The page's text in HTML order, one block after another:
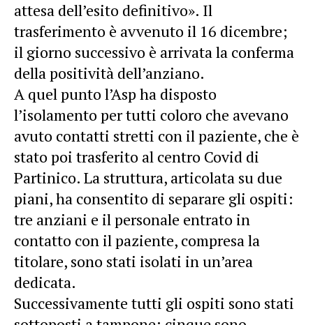
attesa dell’esito definitivo». Il
trasferimento è avvenuto il 16 dicembre;
il giorno successivo è arrivata la conferma
della positività dell’anziano.
A quel punto l’Asp ha disposto
l’isolamento per tutti coloro che avevano
avuto contatti stretti con il paziente, che è
stato poi trasferito al centro Covid di
Partinico. La struttura, articolata su due
piani, ha consentito di separare gli ospiti:
tre anziani e il personale entrato in
contatto con il paziente, compresa la
titolare, sono stati isolati in un’area
dedicata.
Successivamente tutti gli ospiti sono stati